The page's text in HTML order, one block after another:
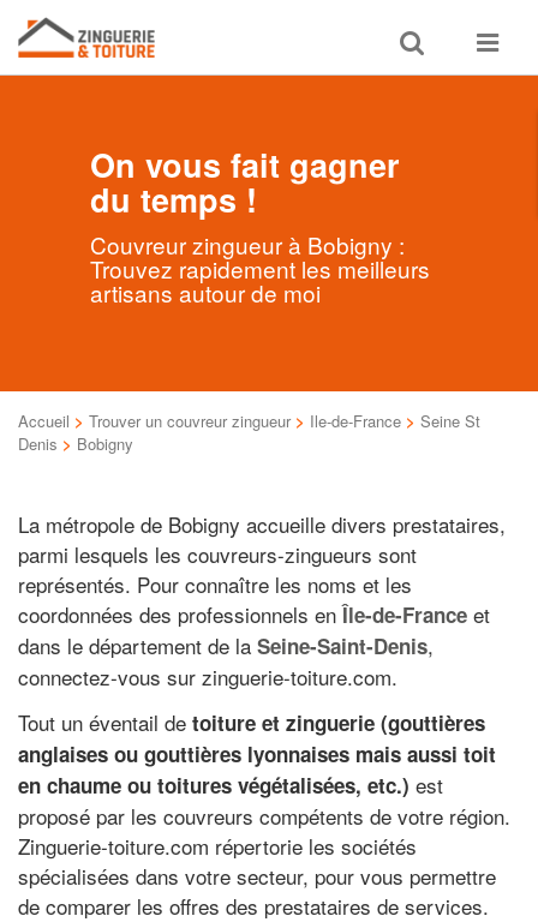
Toggle
search
Toggle
On vous fait gagner
du temps !
Couvreur zingueur à Bobigny :
Trouvez rapidement les meilleurs
artisans autour de moi
Accueil > Trouver un couvreur zingueur > Ile-de-France > Seine St
Denis > Bobigny
La métropole de Bobigny accueille divers prestataires,
parmi lesquels les couvreurs-zingueurs sont
représentés. Pour connaître les noms et les
coordonnées des professionnels enÎle-de-France et
dans le département de la Seine-Saint-Denis,
connectez-vous sur zinguerie-toiture.com.
Tout un éventail de toiture et zinguerie (gouttières
anglaises ou gouttières lyonnaises mais aussi toit
en chaume ou toitures végétalisées, etc.) est
proposé par les couvreurs compétents de votre région.
Zinguerie-toiture.com répertorie les sociétés
spécialisées dans votre secteur, pour vous permettre
de comparer les offres des prestataires de services.